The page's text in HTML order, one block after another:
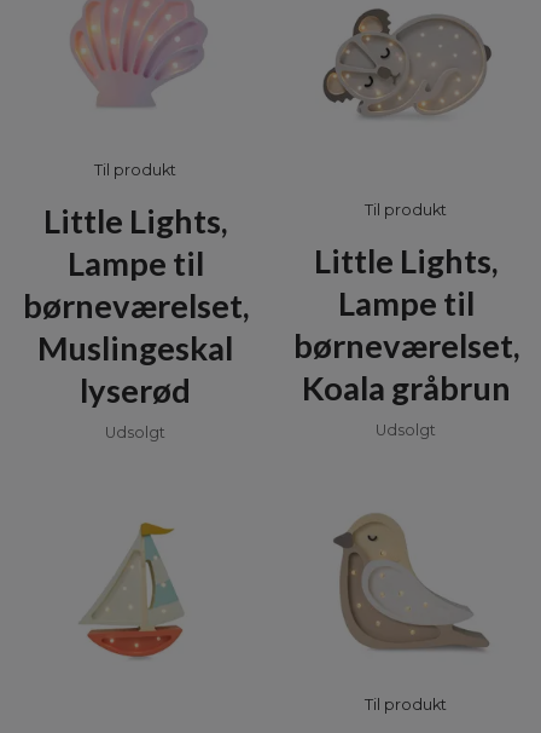
Til produkt
Little Lights,
Lampe til
børneværelset,
Muslingeskal
lyserød
Udsolgt
Til produkt
Little Lights,
Lampe til
børneværelset,
Koala gråbrun
Udsolgt
Til produkt